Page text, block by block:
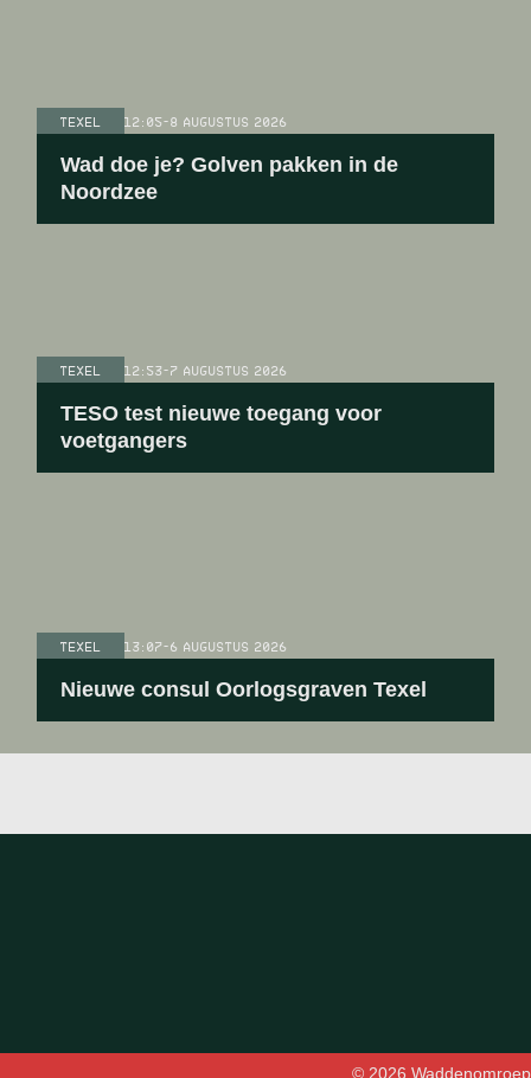
TEXEL 12:05-8 AUGUSTUS 2026
Wad doe je? Golven pakken in de
Noordzee
TEXEL 12:53-7 AUGUSTUS 2026
TESO test nieuwe toegang voor
voetgangers
TEXEL 13:07-6 AUGUSTUS 2026
Nieuwe consul Oorlogsgraven Texel
© 2026 Waddenomroep